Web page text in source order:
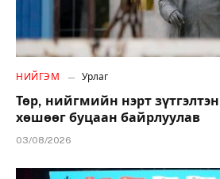
НИЙГЭМ Урлаг
Төр, нийгмийн нэрт
хөшөөг буцаан байрлуулав
03/08/2026